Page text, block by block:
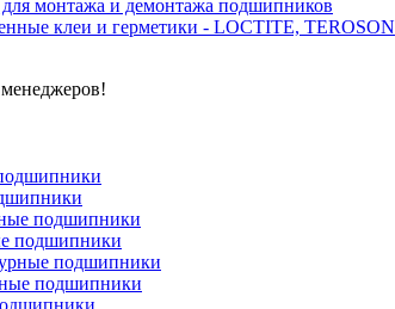
монтажа и демонтажа подшипников
клеи и герметики - LOCTITE, TEROSON
подшипники
подшипники